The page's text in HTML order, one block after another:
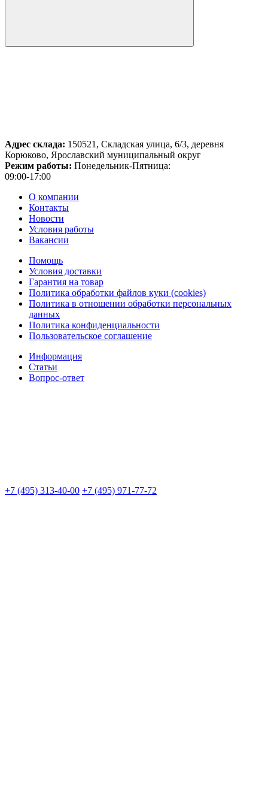
Адрес склада: 150521, Складская улица, 6/3, деревня
Корюково, Ярославский муниципальный округ
Режим работы: Понедельник-Пятница:
09:00-17:00
О компании
Контакты
Новости
Условия работы
Вакансии
Помощь
Условия доставки
Гарантия на товар
Политика обработки файлов куки (cookies)
Политика в отношении обработки персональных
данных
Политика конфиденциальности
Пользовательское соглашение
Информация
Статьи
Вопрос-ответ
+7 (495) 313-40-00 +7 (495) 971-77-72